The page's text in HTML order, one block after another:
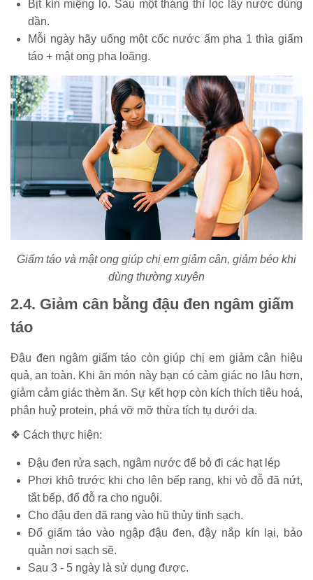
Bịt kín miệng lọ. Sau một tháng thì lọc lấy nước dùng
dần.
Mỗi ngày hãy uống một cốc nước ấm pha 1 thìa giấm
táo + mật ong pha loãng.
Giấm táo và mật ong giúp chị em giảm cân, giảm béo khi
dùng thường xuyên
2.4. Giảm cân bằng đậu đen ngâm giấm
táo
Đậu đen ngâm giấm táo còn giúp chị em giảm cân hiệu
quả, an toàn. Khi ăn món này bạn có cảm giác no lâu hơn,
giảm cảm giác thèm ăn. Sự kết hợp còn kích thích tiêu hoá,
phân huỷ protein, phá vỡ mỡ thừa tích tụ dưới da.
❖ Cách thực hiện:
Đậu đen rửa sạch, ngâm nước để bỏ đi các hạt lép
Phơi khô trước khi cho lên bếp rang, khi vỏ đỗ đã nứt,
tắt bếp, đổ đỗ ra cho nguội.
Cho đậu đen đã rang vào hũ thủy tinh sạch.
Đổ giấm táo vào ngập đậu đen, đậy nắp kín lại, bảo
quản nơi sạch sẽ.
Sau 3 - 5 ngày là sử dụng được.